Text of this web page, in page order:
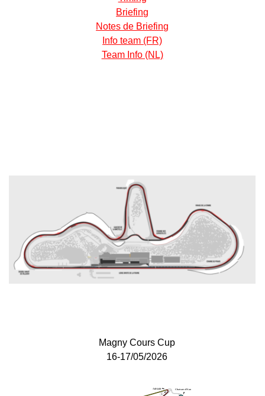
Briefing
Notes de Briefing
Info team (FR)
Team Info (NL)
Magny Cours Cup
16-17/05/2026